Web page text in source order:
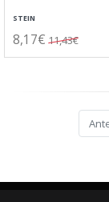
STEIN
8,17€ 11,43€